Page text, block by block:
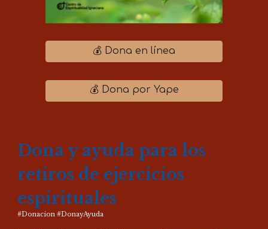
💰 Dona en línea
💰 Dona por Yape
Dona y ayuda para los
retiros de ejercicios
espirituales
#Donacion #DonayAyuda